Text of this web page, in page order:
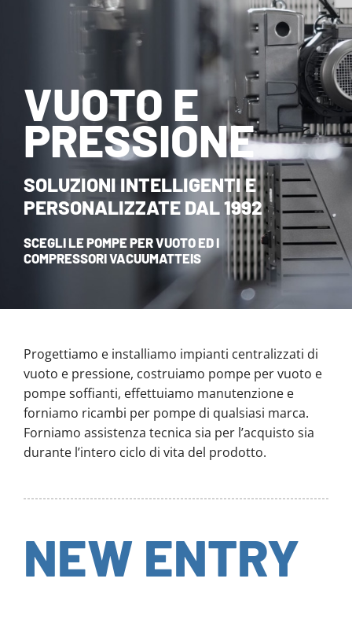
HOME
VUOTO E
PRESSIONE
SOLUZIONI INTELLIGENTI E
PERSONALIZZATE DAL 1992
SCEGLI LE POMPE PER VUOTO ED I
COMPRESSORI VACUUMATTEIS
Progettiamo e installiamo impianti centralizzati di
vuoto e pressione, costruiamo pompe per vuoto e
pompe soffianti, effettuiamo manutenzione e
forniamo ricambi per pompe di qualsiasi marca.
Forniamo assistenza tecnica sia per l’acquisto sia
durante l’intero ciclo di vita del prodotto.
NEW ENTRY